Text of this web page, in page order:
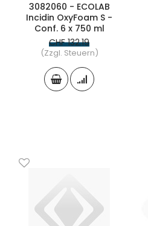
3082060 - ECOLAB
Incidin OxyFoam S -
Conf. 6 x 750 ml
CHF 132.19
(Zzgl. Steuern)